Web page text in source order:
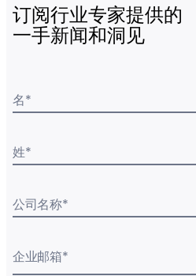
订阅行业专家提供的
一手新闻和洞见
名*
姓*
公司名称*
企业邮箱*